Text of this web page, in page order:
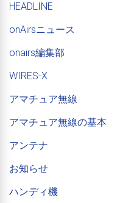
HEADLINE
onAirsニュース
onairs編集部
WIRES-X
アマチュア無線
アマチュア無線の基本
アンテナ
お知らせ
ハンディ機